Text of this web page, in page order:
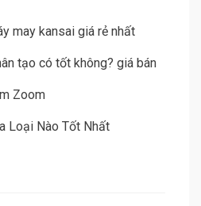
may kansai giá rẻ nhất
tạo có tốt không? giá bán
Zoom
Loại Nào Tốt Nhất